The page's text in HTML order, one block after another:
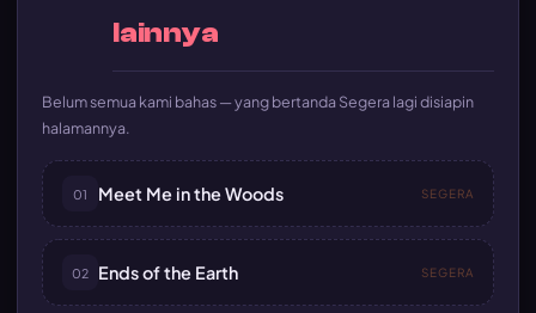
lainnya
Belum semua kami bahas — yang bertanda Segera lagi disiapin
halamannya.
01 Meet Me in the Woods SEGERA
02 Ends of the Earth SEGERA